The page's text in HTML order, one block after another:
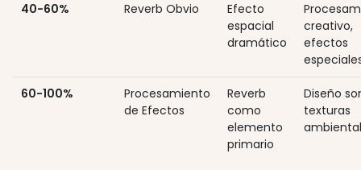
40-60% Reverb Obvio
Efecto
espacial
dramático
creativo,
efectos
60-100%
Procesamiento
de Efectos
Reverb
como
elemento
primario
Diseño
texturas